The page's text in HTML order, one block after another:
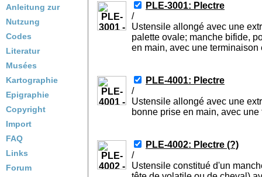
Anleitung zur
Nutzung
Codes
Literatur
Musées
Kartographie
Epigraphie
Copyright
Import
FAQ
Links
Forum
PLE-3001: Plectre
/
Ustensile allongé avec une
palette ovale; manche bifide,
en main, avec une terminaison
PLE-4001: Plectre
/
Ustensile allongé avec une
bonne prise en main, avec
PLE-4002: Plectre (?)
/
Ustensile constitué d'un